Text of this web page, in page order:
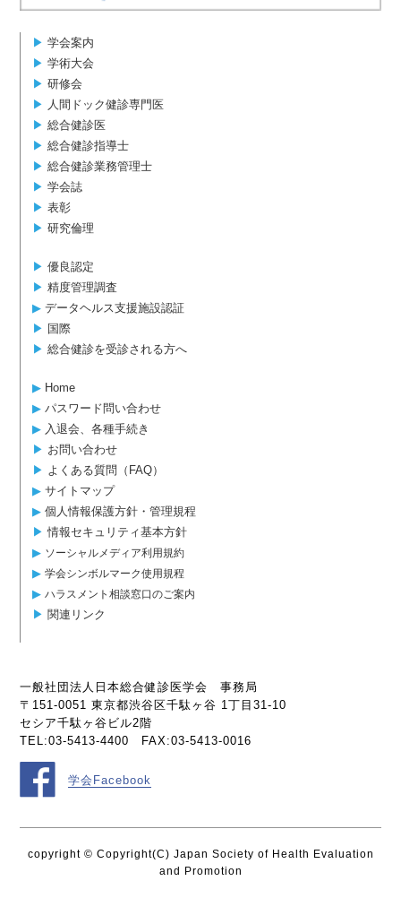
▶︎ 学会案内
▶︎ 学術大会
▶︎ 研修会
▶︎ 人間ドック健診専門医
▶︎ 総合健診医
▶︎ 総合健診指導士
▶︎ 総合健診業務管理士
▶︎ 学会誌
▶︎ 表彰
▶︎ 研究倫理
▶︎ 優良認定
▶︎ 精度管理調査
▶︎ データヘルス支援施設認証
▶︎ 国際
▶︎ 総合健診を受診される方へ
▶︎ Home
▶︎ パスワード問い合わせ
▶︎ 入退会、各種手続き
▶︎ お問い合わせ
▶︎ よくある質問（FAQ）
▶︎ サイトマップ
▶︎ 個人情報保護方針・管理規程
▶︎ 情報セキュリティ基本方針
▶︎ ソーシャルメディア利用規約
▶︎ 学会シンボルマーク使用規程
▶︎ ハラスメント相談窓口のご案内
▶︎ 関連リンク
一般社団法人日本総合健診医学会 事務局
〒151-0051 東京都渋谷区千駄ヶ谷 1丁目31-10
セシア千駄ヶ谷ビル2階
TEL:03-5413-4400 FAX:03-5413-0016
学会Facebook
copyright © Copyright(C) Japan Society of Health Evaluation
and Promotion